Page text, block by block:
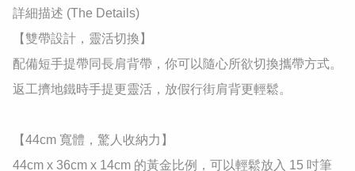
​詳細描述 (The Details)
​【雙帶設計，靈活切換】
配備短手提帶同長肩背帶，你可以隨心所欲切換攜帶方式。
返工擠地鐵時手提更靈活，放假行街肩背更輕鬆。
​【44cm 寬體，驚人收納力】
44cm x 36cm x 14cm 的黃金比例，可以輕鬆放入 15 吋筆